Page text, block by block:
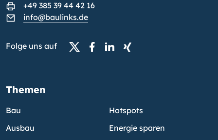
+49 385 39 44 42 16
info@baulinks.de
Folge uns auf
Themen
Bau
Ausbau
Hotspots
Energie sparen